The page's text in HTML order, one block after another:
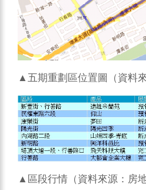
▲五期重劃區位置圖（資料
▲區段行情（資料來源：房